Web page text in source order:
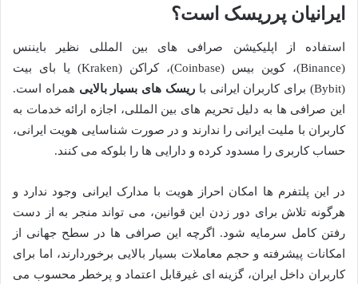
ایرانیان پرریسک است؟
استفاده از اپلیکیشن صرافی های بین المللی نظیر بایننس
(Binance)، کوین بیس (Coinbase)، کراکن (Kraken) یا بای بیت
(Bybit) برای کاربران ایرانی با
ریسک های بسیار بالایی همراه است.
این صرافی ها به دلیل تحریم های بین المللی، اجازه ارائه خدمات به
کاربران با ملیت ایرانی را ندارند و در صورت شناسایی هویت ایرانی،
حساب کاربری را مسدود کرده و دارایی ها را بلوکه می کنند.
در این پلتفرم ها امکان احراز هویت با مدارک ایرانی وجود ندارد و
هرگونه تلاش برای دور زدن این قوانین، می تواند منجر به از دست
رفتن کامل سرمایه شود. اگرچه این صرافی ها در سطح جهانی از
امکانات پیشرفته و حجم معاملات بسیار بالایی برخوردارند، اما برای
کاربران داخل ایران، گزینه ای غیرقابل اعتماد و پرخطر محسوب می